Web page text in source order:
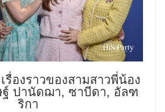
รื่องราวของสามสาวพี่น้อง
ฐ์ ปานัดฌา, ซาบีดา, อัลฑ
ริกา